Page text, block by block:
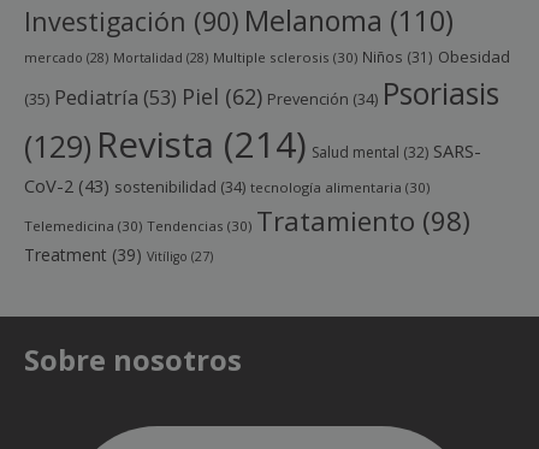
Investigación (90) Melanoma (110)
mercado (28) Mortalidad (28) Multiple sclerosis (30) Niños (31) Obesidad
(35) Pediatría (53) Piel (62) Prevención (34) Psoriasis
(129) Revista (214) Salud mental (32) SARS-
CoV-2 (43) sostenibilidad (34) tecnología alimentaria (30)
Telemedicina (30) Tendencias (30) Tratamiento (98)
Treatment (39) Vitíligo (27)
Sobre nosotros